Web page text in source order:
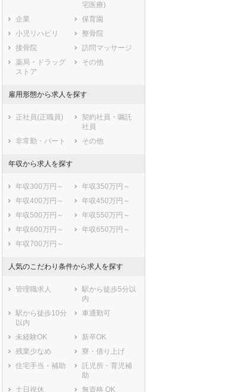
セラピスト
に増加傾向の「介護施設」求
大阪市中央区
堺市すべて
堺市堺区
堺市中区
堺市東区
堺市西区
堺市南区
堺市北区
市部
池田市
吹田市
泉大津市
高槻市
枚方市
摂津市
高石市
泉南市
四條畷市
交野市
大阪狭山市
阪南市
豊能郡豊能町
豊能郡能勢町
泉北郡忠岡町
泉南郡熊取町
泉南郡田尻町
泉南郡岬町
南河内郡河南町
宅医療)
企業
保育園
小児リハビリ
整骨院
接骨院
訪問マッサージ
薬局・ドラッグ
ストア
その他
雇用形態から求人を探す
正社員(正職員)
契約社員・嘱託
社員
非常勤・パート
その他
年収から求人を探す
年収300万円～
年収350万円～
年収400万円～
年収450万円～
年収500万円～
年収550万円～
年収600万円～
年収650万円～
年収700万円～
人気のこだわり条件から求人を探す
管理職求人
駅から徒歩5分以
内
駅から徒歩10分
以内
車通勤可
未経験OK
新卒OK
残業少なめ
寮・借り上げ
住宅手当・補助
託児所・育児補
助
土日祝休
無資格 OK